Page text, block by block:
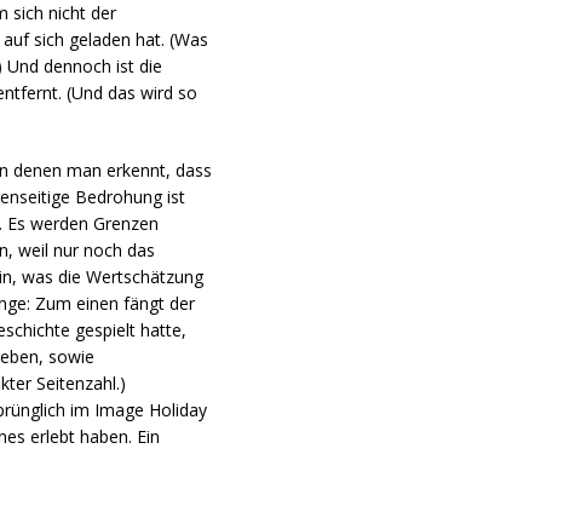
sich nicht der
sich geladen hat. (Was
dennoch ist die
(Und das wird so
denen man erkennt, dass
Bedrohung ist
werden Grenzen
weil nur noch das
was die Wertschätzung
Zum einen fängt der
gespielt hatte,
sowie
Seitenzahl.)
im Image Holiday
erlebt haben. Ein